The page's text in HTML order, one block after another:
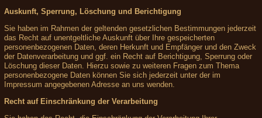
Auskunft, Sperrung, Löschung und Berichtigung
Sie haben im Rahmen der geltenden gesetzlichen Bestimmungen jederzeit
das Recht auf unentgeltliche Auskunft über Ihre gespeicherten
personenbezogenen Daten, deren Herkunft und Empfänger und den Zweck
der Datenverarbeitung und ggf. ein Recht auf Berichtigung, Sperrung oder
Löschung dieser Daten. Hierzu sowie zu weiteren Fragen zum Thema
personenbezogene Daten können Sie sich jederzeit unter der im
Impressum angegebenen Adresse an uns wenden.
Recht auf Einschränkung der Verarbeitung